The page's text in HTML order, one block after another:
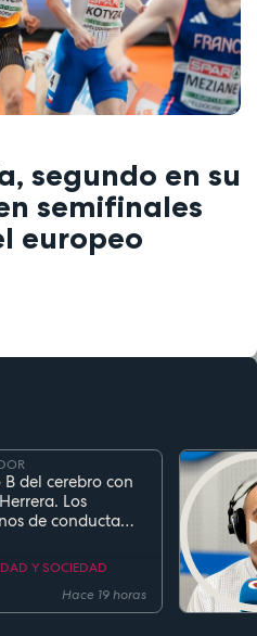
segundo en su
semifinales
europeo
B del cerebro con
Los
de conducta
Y SOCIEDAD
Hace 19 horas